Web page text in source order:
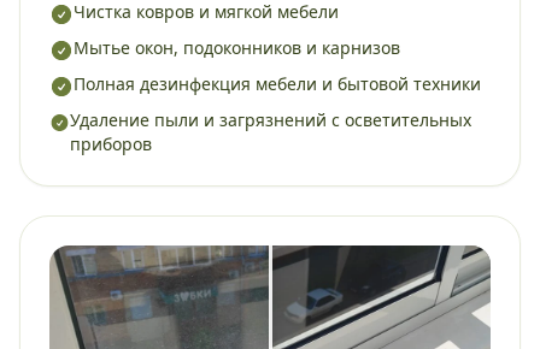
Чистка ковров и мягкой мебели
Мытье окон, подоконников и карнизов
Полная дезинфекция мебели и бытовой техники
Удаление пыли и загрязнений с осветительных
приборов